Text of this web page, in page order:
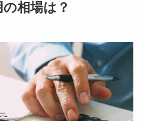
相場は？